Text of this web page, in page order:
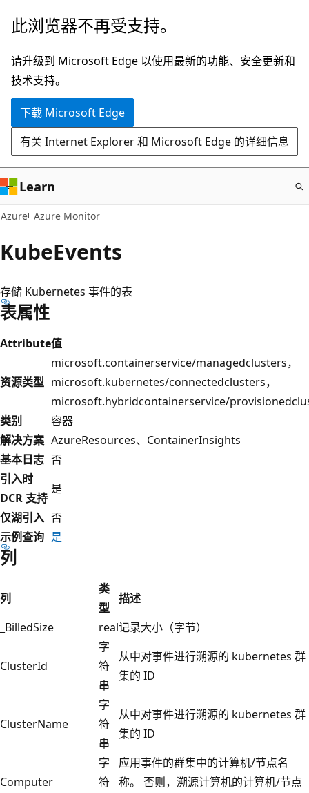
跳
主
要
内
此浏览器不再受支持。
请升级到 Microsoft Edge 以使用最新的功能、安全更新和
技术支持。
下载 Microsoft Edge
有关 Internet Explorer 和 Microsoft Edge 的详细信息
Learn
Azure Azure Monitor
KubeEvents
存储 Kubernetes 事件的表
表属性
Attribute值
资源类型
microsoft.containerservice/managedclusters，
microsoft.kubernetes/connectedclusters，
microsoft.hybridcontainerservice/
类别
容器
解决方案 AzureResources、ContainerInsights
基本日志 否
引入时
DCR 支持
是
仅湖引入 否
示例查询 是
列
列
类
型
描述
_BilledSize
real记录大小（字节）
ClusterId
字
符
串
从中对事件进行溯源的 kubernetes 群
集的 ID
ClusterName
字
符
串
从中对事件进行溯源的 kubernetes 群
集的 ID
Computer
字
符
应用事件的群集中的计算机/节点名
称。 否则，溯源计算机的计算机/节点